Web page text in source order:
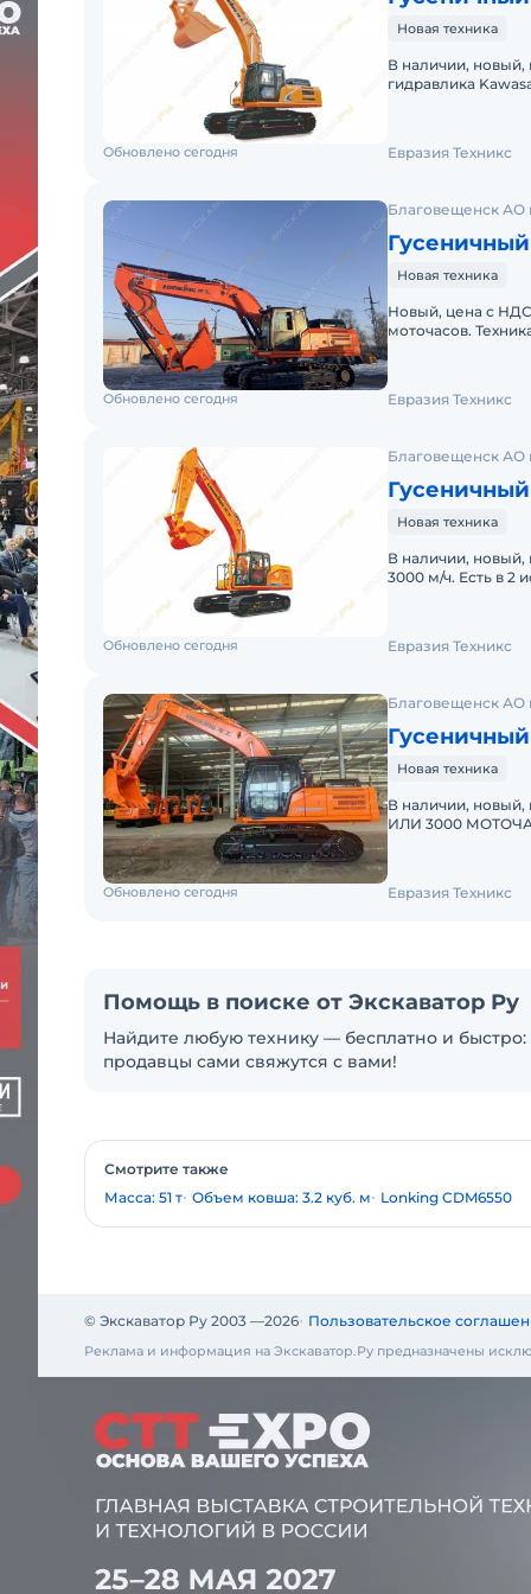
— Кабина ROPS & FOPS
— LCD монитор 7"
Гарантия: 24 месяца или 3000 моточасов.
Цена указана с НДС и утилизационным сбором.
Новая техника
В наличии, новый,
гидравлика
Обновлено сегодня Евразия Техникс
Благовещенск АО
Новая техника
Новый, цена с
моточасов.
Обновлено сегодня Евразия Техникс
Благовещенск АО
Новая техника
В наличии,
3000 м/ч. Есть в 2
Обновлено сегодня Евразия Техникс
Благовещенск АО
Новая техника
В наличии,
ИЛИ 3000
Обновлено сегодня Евразия Техникс
Помощь в поиске от Экскаватор Ру
Найдите любую технику — бесплатно и быстро:
продавцы сами свяжутся с вами!
Смотрите также
Масса: 51 т Объем ковша: 3.2 куб. м Lonking CDM6550
© Экскаватор Ру 2003 —2026 Пользовательское
Реклама и информация на Экскаватор.Ру предназначены